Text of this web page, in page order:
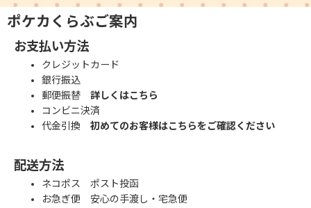
ポケカくらぶご案内
お支払い方法
クレジットカード
銀行振込
郵便振替 詳しくはこちら
コンビニ決済
代金引換 初めてのお客様はこちらをご確認ください
配送方法
ネコポス ポスト投函
お急ぎ便 安心の手渡し・宅急便